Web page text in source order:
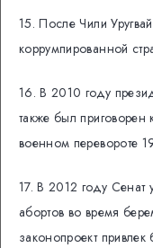
15. После Чили
коррумпированной
16. В 2010 году
также был приговорен
военном перевороте
17. В 2012 году Сенат
абортов во время
законопроект